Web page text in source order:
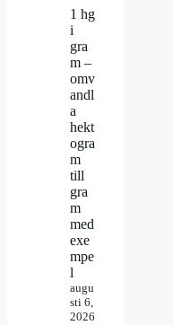
1 hg
i
gra
m –
omv
andl
a
hekt
ogra
m
till
gra
m
med
exe
mpe
l
augu
sti 6,
2026